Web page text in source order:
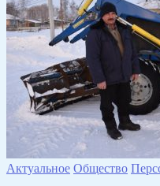
Актуальное Общество